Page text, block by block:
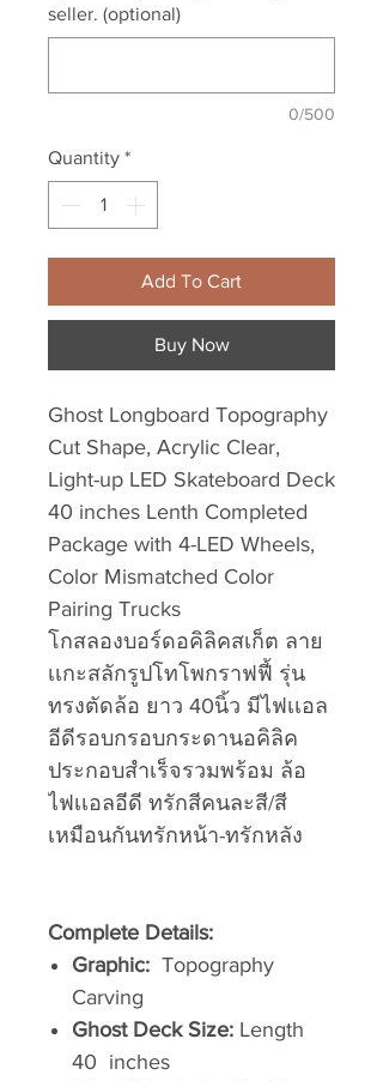
seller. (optional)
0/500
Quantity *
Add To Cart
Buy Now
Ghost Longboard Topography
Cut Shape, Acrylic Clear,
Light-up LED Skateboard Deck
40 inches Lenth Completed
Package with 4-LED Wheels,
Color Mismatched Color
Pairing Trucks
โกสลองบอร์ดอคิลิคสเก็ต ลาย
เเกะสลักรูปโทโพกราฟฟี้ รุ่น
ทรงตัดล้อ ยาว 40นิ้ว มีไฟเเอล
อีดีรอบกรอบกระดานอคิลิค
ประกอบสำเร็จรวมพร้อม ล้อ
ไฟเเอลอีดี ทรักสีคนละสี/สี
เหมือนกันทรักหน้า-ทรักหลัง
Complete Details:
Graphic: Topography
Carving
Ghost Deck Size: Length
40 inches